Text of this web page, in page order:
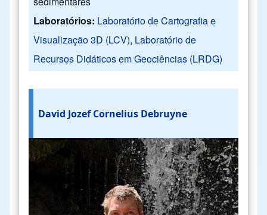
Laboratórios: Laboratório de Cartografia e
Visualização 3D (LCV), Laboratório de
Recursos Didáticos em Geociências (LRDG)
David Jozef Cornelius Debruyne